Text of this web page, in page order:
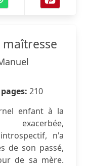
maîtresse
210
enfant à la
exacerbée,
n'a
de son passé,
de sa mère.